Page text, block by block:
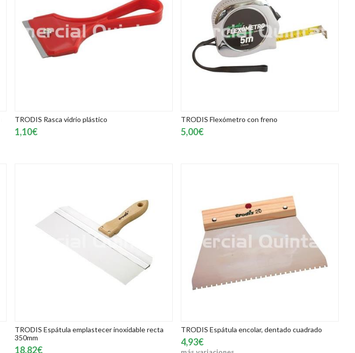
TRODIS Rasca vidrio plástico
1,10€
TRODIS Flexómetro con freno
5,00€
TRODIS Espátula emplastecer inoxidable recta
350mm
18,82€
TRODIS Espátula encolar, dentado cuadrado
4,93€